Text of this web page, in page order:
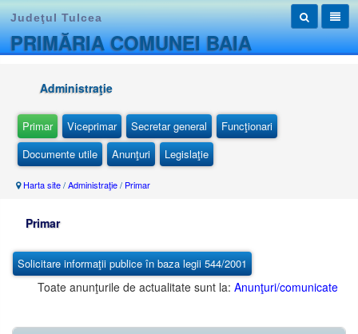
Judeţul Tulcea
PRIMĂRIA COMUNEI BAIA
Administraţie
Primar Viceprimar Secretar general
Funcţionari
Documente utile
Anunţuri Legislaţie
Harta site/Administraţie/ Primar
Primar
Solicitare informaţii publice în baza legii 544/2001
Toate anunţurile de actualitate sunt la: Anunţuri/comunicate